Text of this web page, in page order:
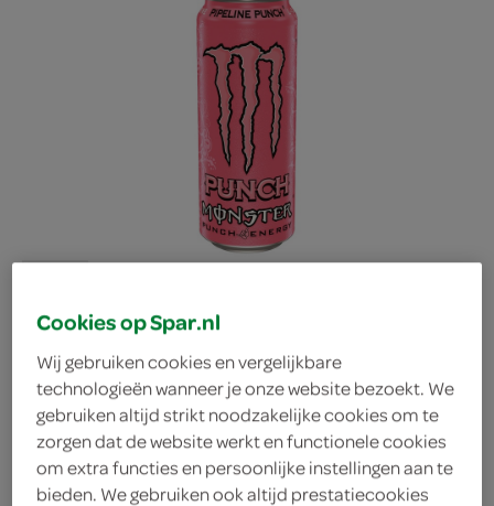
Monster pipeline punch
Monster
Cookies op Spar.nl
Wij gebruiken cookies en vergelijkbare
technologieën wanneer je onze website bezoekt. We
gebruiken altijd strikt noodzakelijke cookies om te
zorgen dat de website werkt en functionele cookies
om extra functies en persoonlijke instellingen aan te
bieden. We gebruiken ook altijd prestatiecookies